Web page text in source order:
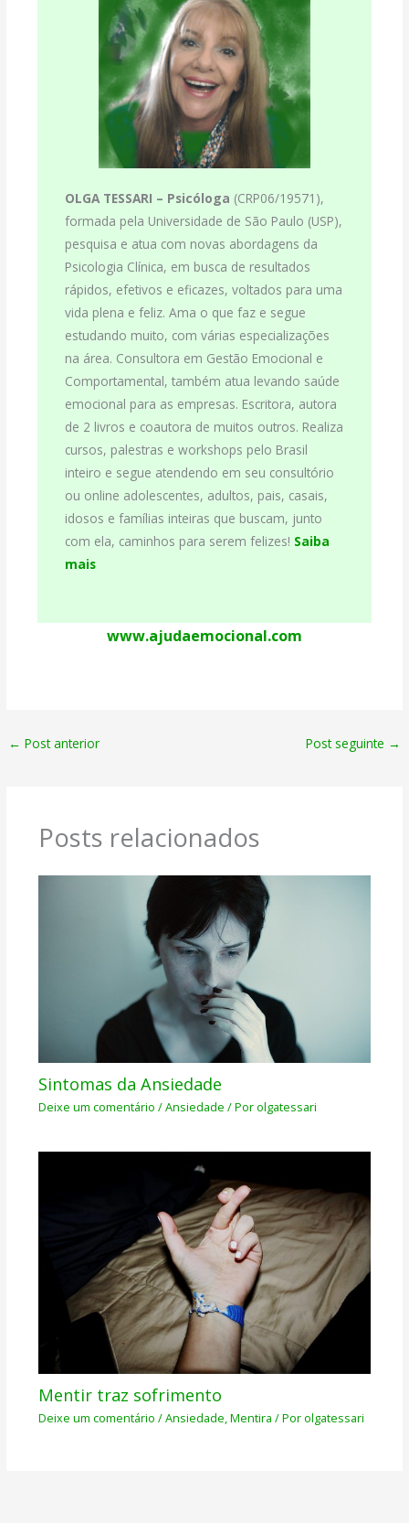
OLGA TESSARI – Psicóloga (CRP06/19571),
formada pela Universidade de São Paulo (USP),
pesquisa e atua com novas abordagens da
Psicologia Clínica, em busca de resultados
rápidos, efetivos e eficazes, voltados para uma
vida plena e feliz. Ama o que faz e segue
estudando muito, com várias especializações
na área. Consultora em Gestão Emocional e
Comportamental, também atua levando saúde
emocional para as empresas. Escritora, autora
de 2 livros e coautora de muitos outros. Realiza
cursos, palestras e workshops pelo Brasil
inteiro e segue atendendo em seu consultório
ou online adolescentes, adultos, pais, casais,
idosos e famílias inteiras que buscam, junto
com ela, caminhos para serem felizes! Saiba
mais
www.ajudaemocional.com
← Post anterior Post seguinte →
Posts relacionados
Sintomas da Ansiedade
Deixe um comentário /Ansiedade / Porolgatessari
Mentir traz sofrimento
Deixe um comentário /Ansiedade,Mentira / Porolgatessari